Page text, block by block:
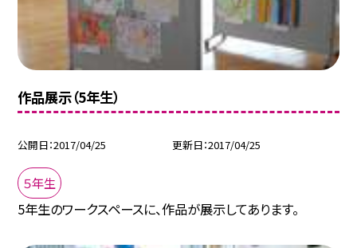
作品展示（5年生）
公開日 2017/04/25 更新日 2017/04/25
５年生
5年生のワークスペースに、作品が展示してあります。